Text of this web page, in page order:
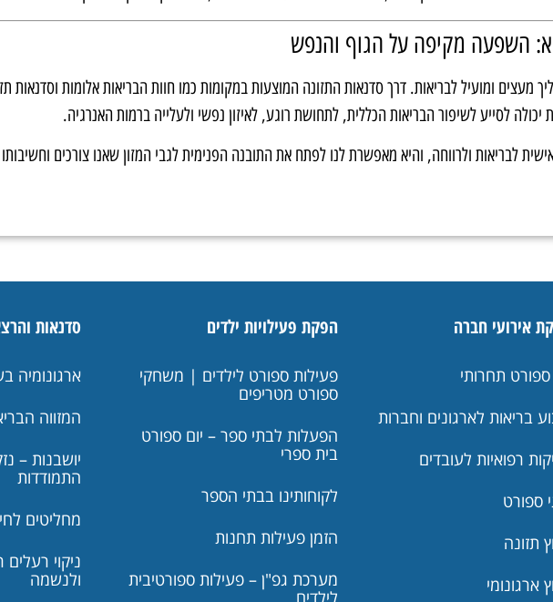
השפעה מקיפה על הגוף והנפש
מעצים ומועיל לבריאות. דרך סדנאות התזונה המוצעות במקומות כמו חוות הבריאות אלומות
לסייע לשיפור הבריאות הכללית, לתחושת רוגע, לאיזון נפשי ולעלייה ברמות האנרגיה.
לבריאות ולרווחה, והיא מאפשרת לנו לפתח את התובנה הפנימית לגבי המזון שאנו צורכים וחשיבותו
אירועי חברה
ספורט תחרותי
בריאות לארגונים וחברות
רפואיות לעובדים
ספורט
תזונה
ארגונומי
הפקת פעילויות ילדים
פעילות ספורט לילדים | משחקי
ספורט מטריפים
הפעלות לבתי ספר – יום ספורט
בית ספרי
לקוחותינו בבתי הספר
הזמן פעילות תחנות
מערכת גפ"ן – פעילות ספורטיבית
סדנאות
ארגונומיה
המזווה
יושבנות –
התמודדות
מחליטים
ניקוי
ולנשמה